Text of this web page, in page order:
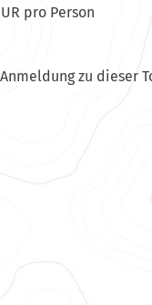
pro Person
zu dieser